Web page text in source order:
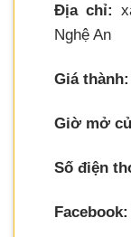
Địa chỉ:
Nghệ An
Giá thành:
Giờ mở
Số điện
Facebook: